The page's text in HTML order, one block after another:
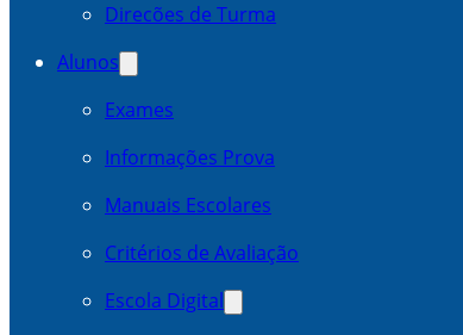
Direcões de Turma
Alunos
Exames
Informações Prova
Manuais Escolares
Critérios de Avaliação
Escola Digital